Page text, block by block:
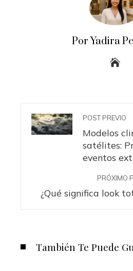
Por Yadira
POST PREVIO
Modelos
satélites:
eventos
PRÓXIMO
¿Qué significa look
También Te Puede